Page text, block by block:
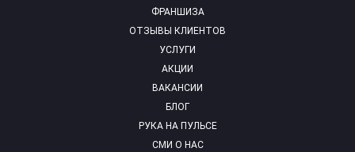
ФРАНШИЗА
ОТЗЫВЫ КЛИЕНТОВ
УСЛУГИ
АКЦИИ
ВАКАНСИИ
БЛОГ
РУКА НА ПУЛЬСЕ
СМИ О НАС